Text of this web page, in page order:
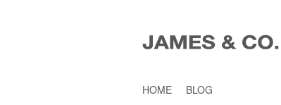
HOME
BLOG